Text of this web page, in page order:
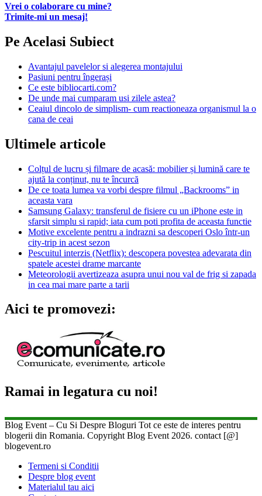
Vrei o colaborare cu mine?
Trimite-mi un mesaj!
Pe Acelasi Subiect
Avantajul pavelelor si alegerea montajului
Pasiuni pentru îngerași
Ce este bibliocarti.com?
De unde mai cumparam usi zilele astea?
Ceaiul dincolo de simplism- cum reactioneaza organismul la o
cana de ceai
Ultimele articole
Colțul de lucru și filmare de acasă: mobilier și lumină care te
ajută la conținut, nu te încurcă
De ce toata lumea va vorbi despre filmul „Backrooms” in
aceasta vara
Samsung Galaxy: transferul de fisiere cu un iPhone este in
sfarsit simplu si rapid; iata cum poti profita de aceasta functie
Motive excelente pentru a indrazni sa descoperi Oslo într-un
city-trip in acest sezon
Pescuitul interzis (Netflix): descopera povestea adevarata din
spatele acestei drame marcante
Meteorologii avertizeaza asupra unui nou val de frig si zapada
in cea mai mare parte a tarii
Aici te promovezi:
Ramai in legatura cu noi!
Blog Event – Cu Si Despre Bloguri Tot ce este de interes pentru
blogerii din Romania. Copyright Blog Event 2026. contact [@]
blogevent.ro
Termeni si Conditii
Despre blog event
Materialul tau aici